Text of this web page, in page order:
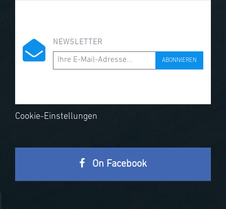
NEWSLETTER
ABONNIEREN
Cookie-Einstellungen
On Facebook